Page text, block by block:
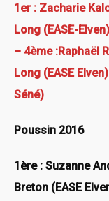
1er : Zacharie
Long (EASE-
– 4ème :Raphaël
Long (EASE
Séné)
Poussin 2016
1ère : Suzanne
Breton (EASE